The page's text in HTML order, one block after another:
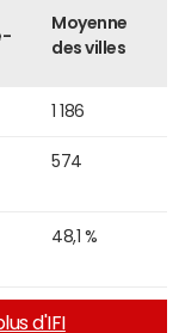
Moyenne
des villes
1 186
574
48,1 %
d'IFI